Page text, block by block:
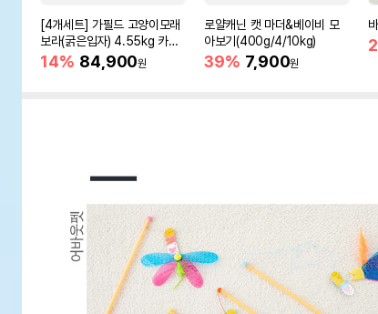
[4개세트] 가필드 고양이모래
보라(굵은입자) 4.55kg 카사
바모래
14% 84,900원
로얄캐닌 캣 마더&베이비 모
아보기(400g/4/10kg)
39% 7,900원